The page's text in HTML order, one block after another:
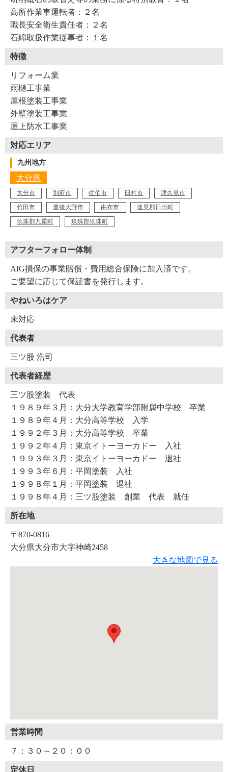
工事店番号
高所作業車運転者：２名
職長安全衛生責任者：２名
石綿取扱作業従事者：１名
特徴
リフォーム業
雨樋工事業
屋根塗装工事業
外壁塗装工事業
屋上防水工事業
対応エリア
九州地方
大分県
大分市 別府市 佐伯市 臼杵市
津久見市
竹田市
豊後大野市 由布市
速見郡日出町
玖珠郡九重町
玖珠郡玖珠町
アフターフォロー体制
AIG損保の事業賠償・費用総合保険に加入済です。
ご要望に応じて保証書を発行します。
やねいろはケア
未対応
代表者
三ツ股 浩司
代表者経歴
三ツ股塗装 代表
１９８９年３月：大分大学教育学部附属中学校 卒業
１９８９年４月：大分高等学校 入学
１９９２年３月：大分高等学校 卒業
１９９２年４月：東京イトーヨーカドー 入社
１９９３年３月：東京イトーヨーカドー 退社
１９９３年６月：平岡塗装 入社
１９９８年１月：平岡塗装 退社
１９９８年４月：三ツ股塗装 創業 代表 就任
所在地
〒870-0816
大分県大分市大字神崎2458
大きな地図で見る
営業時間
７：３０～２０：００
定休日